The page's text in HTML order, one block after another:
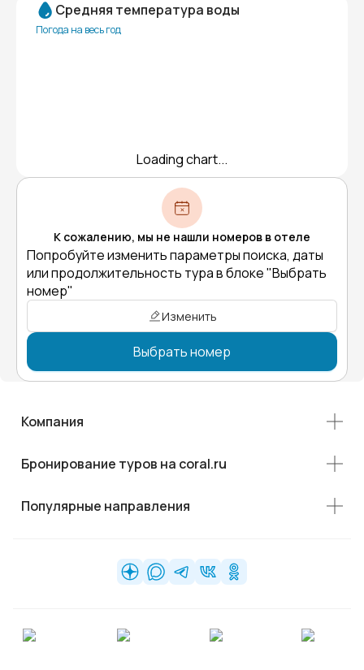
Средняя температура воды
Погода на весь год
Loading chart...
К сожалению, мы не нашли номеров в отеле
Попробуйте изменить параметры поиска, даты
или продолжительность тура в блоке "Выбрать
номер"
Изменить
Выбрать номер
Компания
Бронирование туров на coral.ru
Популярные направления